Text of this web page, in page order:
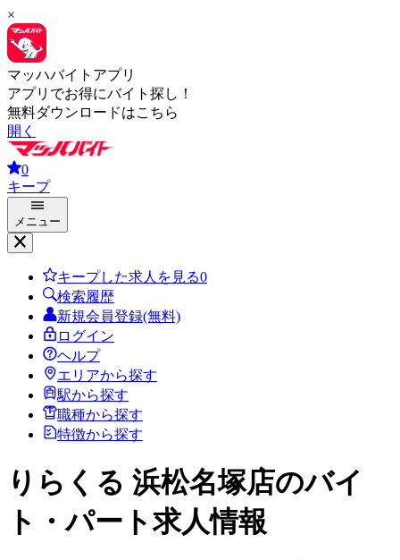
×
マッハバイトアプリ
アプリでお得にバイト探し！
無料ダウンロードはこちら
開く
0
キープ
メニュー
キープした求人を見る0
検索履歴
新規会員登録(無料)
ログイン
ヘルプ
エリアから探す
駅から探す
職種から探す
特徴から探す
りらくる 浜松名塚店のバイ
ト・パート求人情報